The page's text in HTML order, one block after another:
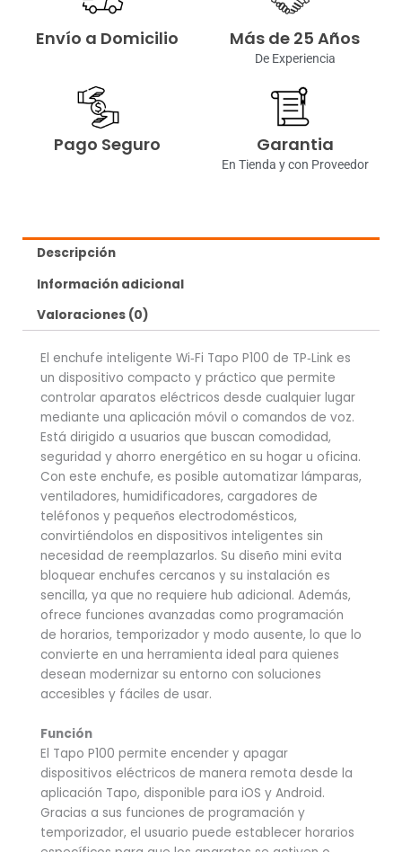
Envío a Domicilio Más de 25 Años
De Experiencia
Pago Seguro Garantia
En Tienda y con Proveedor
Descripción
Información adicional
Valoraciones (0)
El enchufe inteligente Wi‑Fi Tapo P100 de TP‑Link es
un dispositivo compacto y práctico que permite
controlar aparatos eléctricos desde cualquier lugar
mediante una aplicación móvil o comandos de voz.
Está dirigido a usuarios que buscan comodidad,
seguridad y ahorro energético en su hogar u oficina.
Con este enchufe, es posible automatizar lámparas,
ventiladores, humidificadores, cargadores de
teléfonos y pequeños electrodomésticos,
convirtiéndolos en dispositivos inteligentes sin
necesidad de reemplazarlos. Su diseño mini evita
bloquear enchufes cercanos y su instalación es
sencilla, ya que no requiere hub adicional. Además,
ofrece funciones avanzadas como programación
de horarios, temporizador y modo ausente, lo que lo
convierte en una herramienta ideal para quienes
desean modernizar su entorno con soluciones
accesibles y fáciles de usar.
Función
El Tapo P100 permite encender y apagar
dispositivos eléctricos de manera remota desde la
aplicación Tapo, disponible para iOS y Android.
Gracias a sus funciones de programación y
temporizador, el usuario puede establecer horarios